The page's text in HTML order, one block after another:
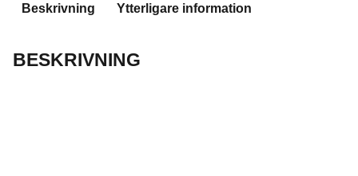
Beskrivning Ytterligare information
BESKRIVNING